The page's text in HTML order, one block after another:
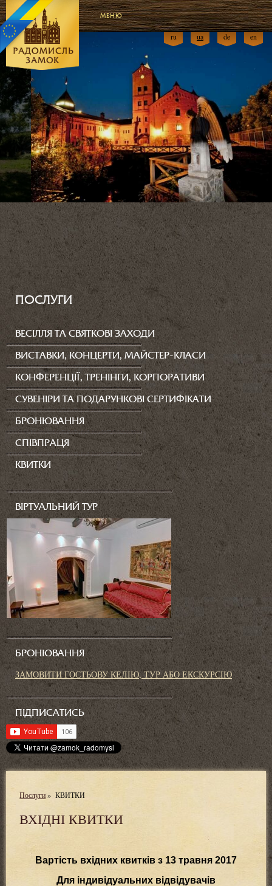
МЕНЮ
ru ua de en
ПОСЛУГИ
ВЕСІЛЛЯ ТА СВЯТКОВІ ЗАХОДИ
ВИСТАВКИ, КОНЦЕРТИ, МАЙСТЕР-КЛАСИ
КОНФЕРЕНЦІЇ, ТРЕНІНГИ, КОРПОРАТИВИ
СУВЕНІРИ ТА ПОДАРУНКОВІ СЕРТИФІКАТИ
БРОНЮВАННЯ
СПІВПРАЦЯ
КВИТКИ
ВІРТУАЛЬНИЙ ТУР
БРОНЮВАННЯ
ЗАМОВИТИ ГОСТЬОВУ КЕЛІЮ, ТУР АБО ЕКСКУРСІЮ
ПІДПИСАТИСЬ
Послуги » КВИТКИ
ВХІДНІ КВИТКИ
Вартість вхідних квитків з 13 травня 2017
Для індивідуальних відвідувачів